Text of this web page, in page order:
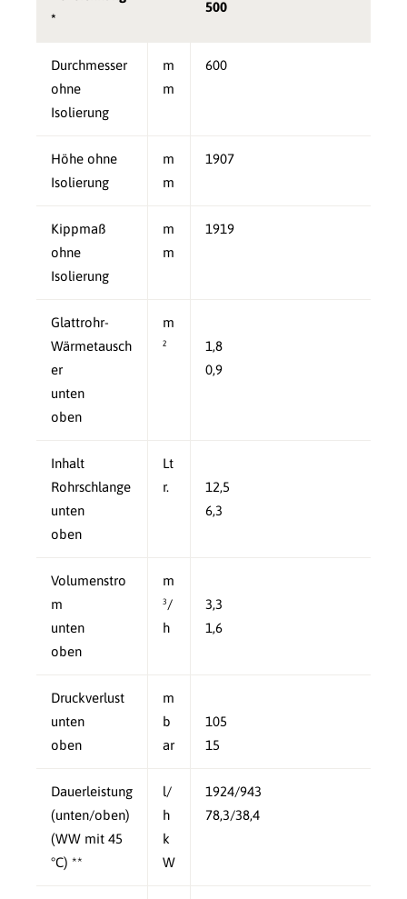
*
500
Durchmesser
ohne
Isolierung
m
m
600
Höhe ohne
Isolierung
m
m
1907
Kippmaß
ohne
Isolierung
m
m
1919
Glattrohr-
Wärmetausch
er
unten
oben
m
²
1,8
0,9
Inhalt
Rohrschlange
unten
oben
Lt
r.
12,5
6,3
Volumenstro
m
unten
oben
m
³/
h
3,3
1,6
Druckverlust
unten
oben
m
b
ar
105
15
Dauerleistung
(unten/oben)
(WW mit 45
°C) **
l/
h
k
W
1924/943
78,3/38,4